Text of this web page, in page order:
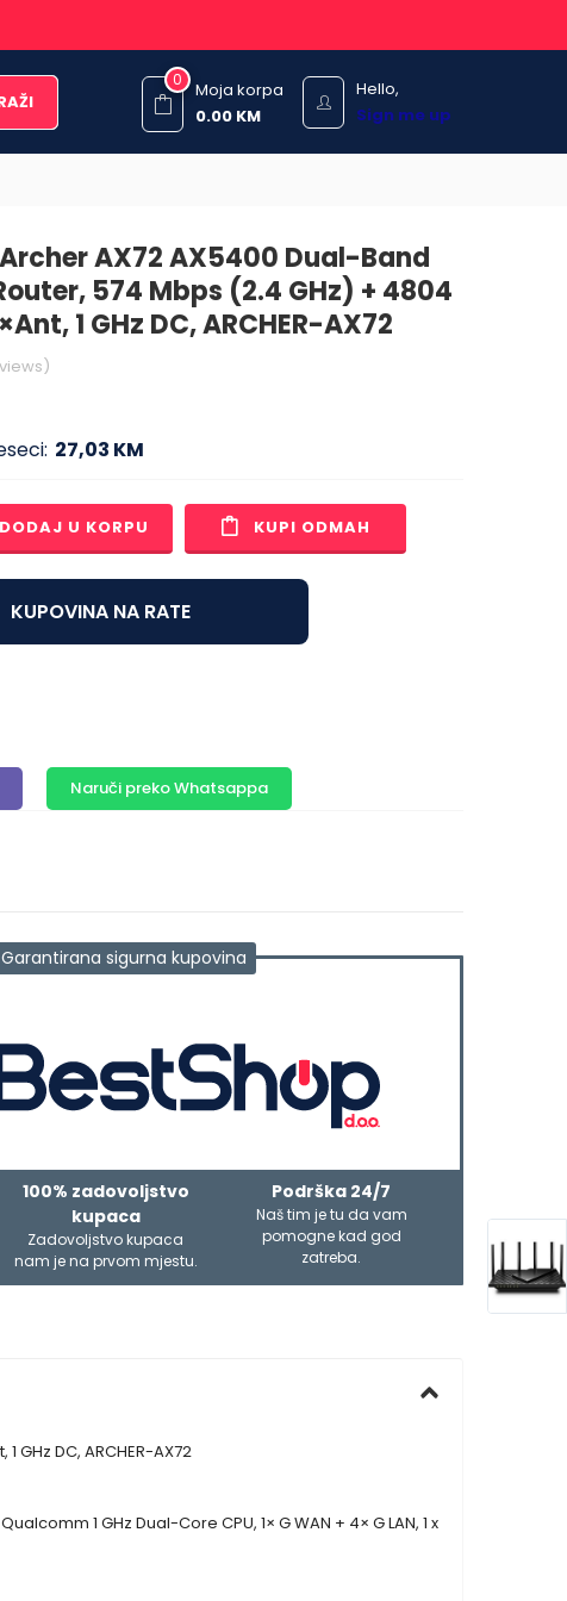
Hello,
Sign me up
0
Moja korpa
0.00 KM
Archer AX72 AX5400 Dual-Band
574 Mbps (2.4 GHz) + 4804
1 GHz DC, ARCHER-AX72
27,03 KM
DODAJ U KORPU KUPI ODMAH
KUPOVINA NA RATE
Naruči preko Whatsappa
Garantirana sigurna kupovina
100% zadovoljstvo
kupaca
Zadovoljstvo kupaca
nam je na prvom mjestu.
Podrška 24/7
Naš tim je tu da vam
pomogne kad god
zatreba.
GHz DC, ARCHER-AX72
1 GHz Dual-Core CPU, 1× G WAN + 4× G LAN, 1 x